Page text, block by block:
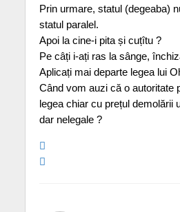
Prin urmare, statul (degeaba)
statul paralel.
Apoi la cine-i pita și cuțîtu ?
Pe câți i-ați ras la sânge,
Aplicați mai departe legea lui
Când vom auzi că o autoritate
legea chiar cu prețul demolării
dar nelegale ?